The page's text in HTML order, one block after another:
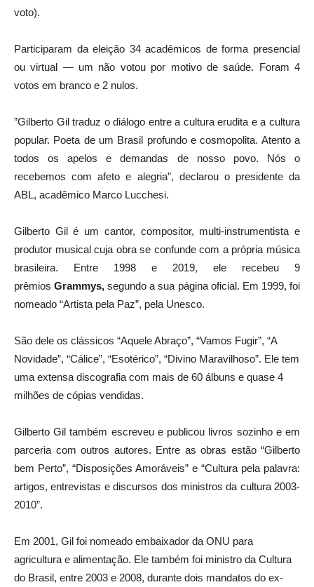
voto).
Participaram da eleição 34 acadêmicos de forma presencial
ou virtual — um não votou por motivo de saúde. Foram 4
votos em branco e 2 nulos.
”Gilberto Gil traduz o diálogo entre a cultura erudita e a cultura
popular. Poeta de um Brasil profundo e cosmopolita. Atento a
todos os apelos e demandas de nosso povo. Nós o
recebemos com afeto e alegria”, declarou o presidente da
ABL, acadêmico Marco Lucchesi.
Gilberto Gil é um cantor, compositor, multi-instrumentista e
produtor musical cuja obra se confunde com a própria música
brasileira. Entre 1998 e 2019, ele recebeu 9
prêmiosGrammys,segundo a sua página oficial. Em 1999, foi
nomeado “Artista pela Paz”, pela Unesco.
São dele os clássicos “Aquele Abraço”, “Vamos Fugir”, “A
Novidade”, “Cálice”, “Esotérico”, “Divino Maravilhoso”. Ele tem
uma extensa discografia com mais de 60 álbuns e quase 4
milhões de cópias vendidas.
Gilberto Gil também escreveu e publicou livros sozinho e em
parceria com outros autores. Entre as obras estão “Gilberto
bem Perto”, “Disposições Amoráveis” e “Cultura pela palavra:
artigos, entrevistas e discursos dos ministros da cultura 2003-
2010”.
Em 2001, Gil foi nomeado embaixador da ONU para
agricultura e alimentação. Ele também foi ministro da Cultura
do Brasil, entre 2003 e 2008, durante dois mandatos do ex-